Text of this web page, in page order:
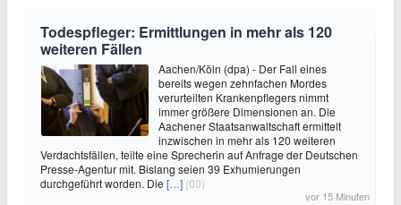
Todespfleger: Ermittlungen in mehr als 120
weiteren Fällen
Aachen/Köln (dpa) - Der Fall eines
bereits wegen zehnfachen Mordes
verurteilten Krankenpflegers nimmt
immer größere Dimensionen an. Die
Aachener Staatsanwaltschaft ermittelt
inzwischen in mehr als 120 weiteren
Verdachtsfällen, teilte eine Sprecherin auf Anfrage der Deutschen
Presse-Agentur mit. Bislang seien 39 Exhumierungen
durchgeführt worden. Die […] (00)
vor 15 Minuten